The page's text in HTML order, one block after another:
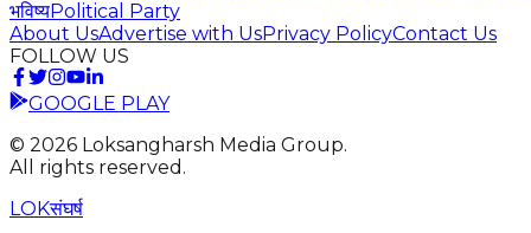
भविष्यPolitical Party
About UsAdvertise with UsPrivacy PolicyContact Us
FOLLOW US
GOOGLE PLAY
© 2026 Loksangharsh Media Group.
All rights reserved.
LOKसंघर्ष